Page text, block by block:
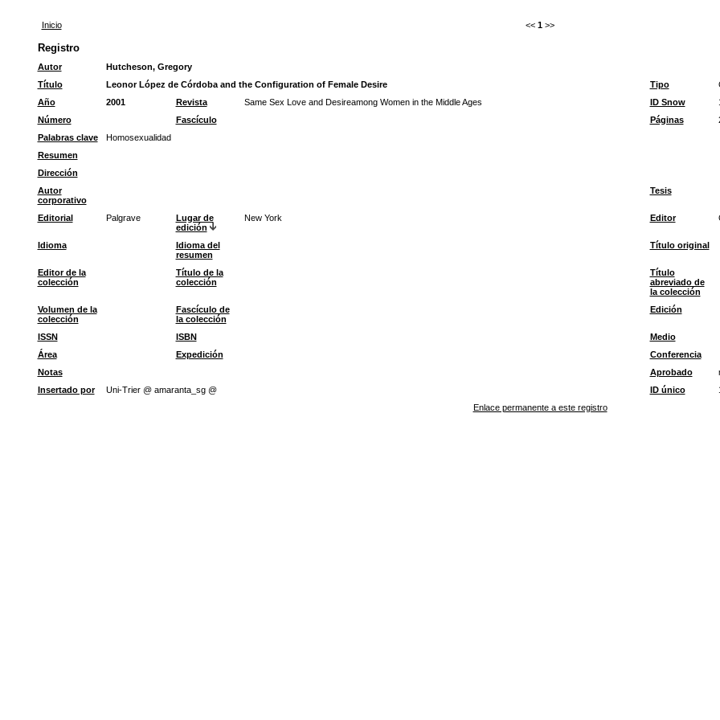
Inicio << 1 >>
Registro
Autor
Hutcheson, Gregory
Título
Leonor López de Córdoba and the Configuration of Female Desire Tipo
Año
2001 Revista Same Sex Love and Desireamong Women in the Middle Ages ID Snow
Número
Fascículo Páginas
Palabras clave
Homosexualidad
Resumen
Dirección
Autor
corporativo
Tesis
Editorial Palgrave
Lugar de
edición
New York Editor
Idioma
Idioma del
resumen
Título original
Editor de la
colección
Título de la
colección
Título
abreviado de
la colección
Volumen de la
colección
Fascículo de
la colección
Edición
ISSN ISBN
Medio
Área
Expedición
Conferencia
Notas
Aprobado
Insertado por
Uni-Trier @ amaranta_sg @ ID único
Enlace permanente a este registro